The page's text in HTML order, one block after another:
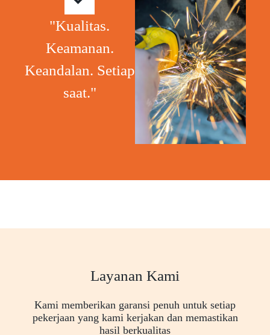
"Kualitas.
Keamanan.
Keandalan. Setiap
saat."
Layanan Kami
Kami memberikan garansi penuh untuk setiap
pekerjaan yang kami kerjakan dan memastikan
hasil berkualitas